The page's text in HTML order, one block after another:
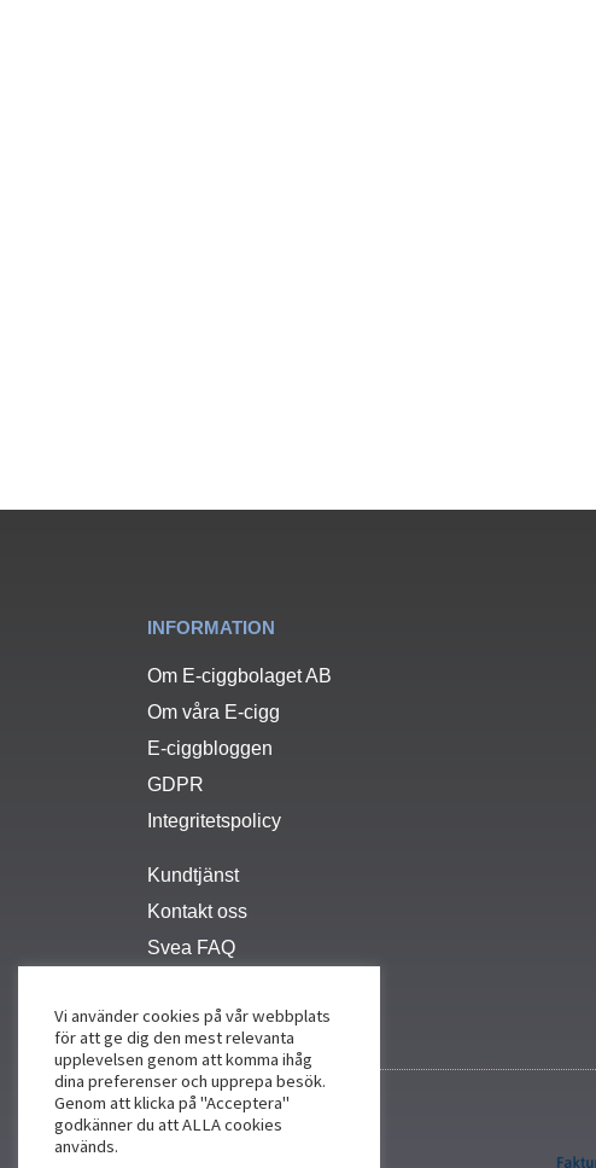
INFORMATION
Om E-ciggbolaget AB
Om våra E-cigg
E-ciggbloggen
GDPR
Integritetspolicy
Kundtjänst
Kontakt oss
Svea FAQ
Vi använder cookies på vår webbplats
för att ge dig den mest relevanta
upplevelsen genom att komma ihåg
dina preferenser och upprepa besök.
Genom att klicka på "Acceptera"
godkänner du att ALLA cookies
används.